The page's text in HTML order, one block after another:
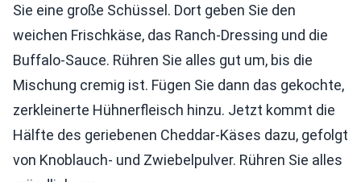
Sie eine große Schüssel. Dort geben Sie den
weichen Frischkäse, das Ranch-Dressing und die
Buffalo-Sauce. Rühren Sie alles gut um, bis die
Mischung cremig ist. Fügen Sie dann das gekochte,
zerkleinerte Hühnerfleisch hinzu. Jetzt kommt die
Hälfte des geriebenen Cheddar-Käses dazu, gefolgt
von Knoblauch- und Zwiebelpulver. Rühren Sie alles